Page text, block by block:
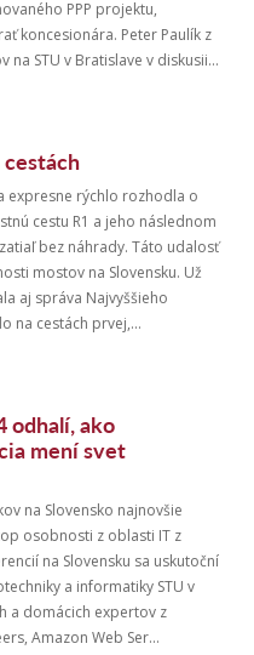
PPP projektu,
koncesionára. Peter Paulík z
STU v Bratislave v diskusii...
expresne rýchlo rozhodla o
cestu R1 a jeho následnom
bez náhrady. Táto udalosť
mostov na Slovensku. Už
aj správa Najvyššieho
na cestách prvej,...
odhalí, ako
mení svet
na Slovensko najnovšie
osobnosti z oblasti IT z
na Slovensku sa uskutoční
a informatiky STU v
a domácich expertov z
Amazon Web Ser...